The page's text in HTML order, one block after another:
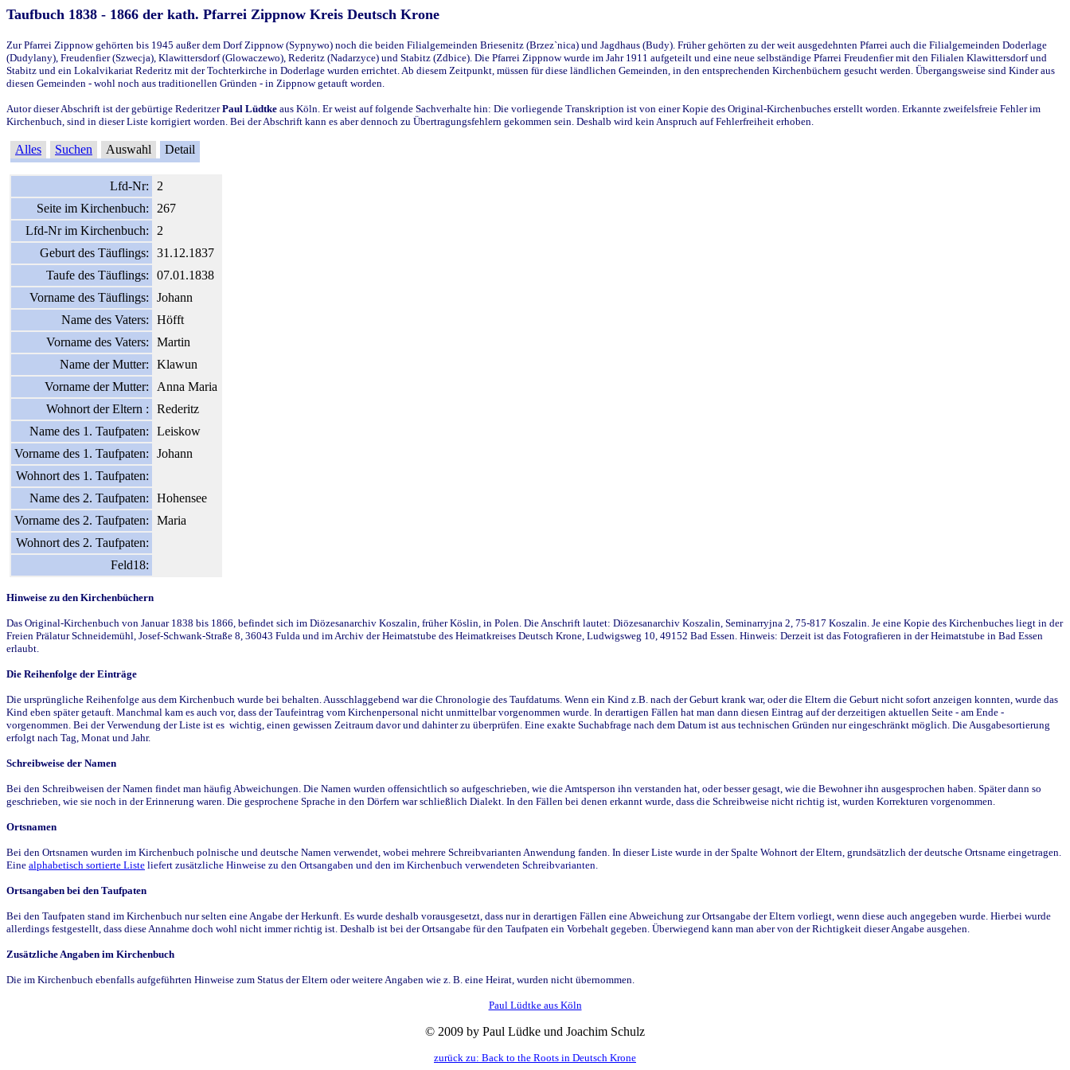
Taufbuch 1838 - 1866 der kath. Pfarrei Zippnow Kreis Deutsch Krone
Zur Pfarrei Zippnow gehörten bis 1945 außer dem Dorf Zippnow (Sypnywo) noch die beiden Filialgemeinden Briesenitz (Brzez`nica) und Jagdhaus (Budy). Früher gehörten zu der weit ausgedehnten Pfarrei auch die Filialgemeinden Doderlage
(Dudylany), Freudenfier (Szwecja), Klawittersdorf (Glowaczewo), Rederitz (Nadarzyce) und Stabitz (Zdbice). Die Pfarrei Zippnow wurde im Jahr 1911 aufgeteilt und eine neue selbständige Pfarrei Freudenfier mit den Filialen Klawittersdorf und
Stabitz und ein Lokalvikariat Rederitz mit der Tochterkirche in Doderlage wurden errichtet. Ab diesem Zeitpunkt, müssen für diese ländlichen Gemeinden, in den entsprechenden Kirchenbüchern gesucht werden. Übergangsweise sind Kinder aus
diesen Gemeinden - wohl noch aus traditionellen Gründen - in Zippnow getauft worden.
Autor dieser Abschrift ist der gebürtige RederitzerPaul Lüdtke aus Köln. Er weist auf folgende Sachverhalte hin: Die vorliegende Transkription ist von einer Kopie des Original-Kirchenbuches erstellt worden. Erkannte zweifelsfreie Fehler im
Kirchenbuch, sind in dieser Liste korrigiert worden. Bei der Abschrift kann es aber dennoch zu Übertragungsfehlern gekommen sein. Deshalb wird kein Anspruch auf Fehlerfreiheit erhoben.
Alles Suchen Auswahl Detail
Lfd-Nr:
2
Seite im Kirchenbuch:
267
Lfd-Nr im Kirchenbuch:
2
Geburt des Täuflings:
31.12.1837
Taufe des Täuflings:
07.01.1838
Vorname des Täuflings:
Johann
Name des Vaters:
Höfft
Vorname des Vaters:
Martin
Name der Mutter:
Klawun
Vorname der Mutter:
Anna Maria
Wohnort der Eltern :
Rederitz
Name des 1. Taufpaten:
Leiskow
Vorname des 1. Taufpaten:
Johann
Wohnort des 1. Taufpaten:
Name des 2. Taufpaten:
Hohensee
Vorname des 2. Taufpaten:
Maria
Wohnort des 2. Taufpaten:
Feld18:
Hinweise zu den Kirchenbüchern
Das Original-Kirchenbuch von Januar 1838 bis 1866, befindet sich im Diözesanarchiv Koszalin, früher Köslin, in Polen. Die Anschrift lautet: Diözesanarchiv Koszalin, Seminarryjna 2, 75-817 Koszalin. Je eine Kopie des Kirchenbuches liegt in der
Freien Prälatur Schneidemühl, Josef-Schwank-Straße 8, 36043 Fulda und im Archiv der Heimatstube des Heimatkreises Deutsch Krone, Ludwigsweg 10, 49152 Bad Essen. Hinweis: Derzeit ist das Fotografieren in der Heimatstube in Bad Essen
erlaubt.
Die Reihenfolge der Einträge
Die ursprüngliche Reihenfolge aus dem Kirchenbuch wurde bei behalten. Ausschlaggebend war die Chronologie des Taufdatums. Wenn ein Kind z.B. nach der Geburt krank war, oder die Eltern die Geburt nicht sofort anzeigen konnten, wurde das
Kind eben später getauft. Manchmal kam es auch vor, dass der Taufeintrag vom Kirchenpersonal nicht unmittelbar vorgenommen wurde. In derartigen Fällen hat man dann diesen Eintrag auf der derzeitigen aktuellen Seite - am Ende -
vorgenommen. Bei der Verwendung der Liste ist es wichtig, einen gewissen Zeitraum davor und dahinter zu überprüfen. Eine exakte Suchabfrage nach dem Datum ist aus technischen Gründen nur eingeschränkt möglich. Die Ausgabesortierung
erfolgt nach Tag, Monat und Jahr.
Schreibweise der Namen
Bei den Schreibweisen der Namen findet man häufig Abweichungen. Die Namen wurden offensichtlich so aufgeschrieben, wie die Amtsperson ihn verstanden hat, oder besser gesagt, wie die Bewohner ihn ausgesprochen haben. Später dann so
geschrieben, wie sie noch in der Erinnerung waren. Die gesprochene Sprache in den Dörfern war schließlich Dialekt. In den Fällen bei denen erkannt wurde, dass die Schreibweise nicht richtig ist, wurden Korrekturen vorgenommen.
Ortsnamen
Bei den Ortsnamen wurden im Kirchenbuch polnische und deutsche Namen verwendet, wobei mehrere Schreibvarianten Anwendung fanden. In dieser Liste wurde in der Spalte Wohnort der Eltern, grundsätzlich der deutsche Ortsname eingetragen.
Eine alphabetisch sortierte Liste liefert zusätzliche Hinweise zu den Ortsangaben und den im Kirchenbuch verwendeten Schreibvarianten.
Ortsangaben bei den Taufpaten
Bei den Taufpaten stand im Kirchenbuch nur selten eine Angabe der Herkunft. Es wurde deshalb vorausgesetzt, dass nur in derartigen Fällen eine Abweichung zur Ortsangabe der Eltern vorliegt, wenn diese auch angegeben wurde. Hierbei wurde
allerdings festgestellt, dass diese Annahme doch wohl nicht immer richtig ist. Deshalb ist bei der Ortsangabe für den Taufpaten ein Vorbehalt gegeben. Überwiegend kann man aber von der Richtigkeit dieser Angabe ausgehen.
Zusätzliche Angaben im Kirchenbuch
Die im Kirchenbuch ebenfalls aufgeführten Hinweise zum Status der Eltern oder weitere Angaben wie z. B. eine Heirat, wurden nicht übernommen.
Paul Lüdtke aus Köln
© 2009 by Paul Lüdke und Joachim Schulz
zurück zu: Back to the Roots in Deutsch Krone